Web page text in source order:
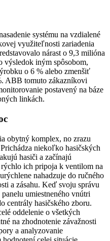
systému na vzdialené
využiteľnosti zariadenia
nárast o 9,3 milióna
iným spôsobom,
o 6 % alebo zmenšiť
ABB tomuto zákazníkovi
postavený na báze
linkách.
obytný komplex, no zrazu
niekoľko hasičských
hasiči a začínajú
ich pripoja k ventilom na
nahadzuje do ručného
a zásahu. Keď svoju správu
umiestneného vnútri
centrály hasičského zboru.
oddelenie o všetkých
na zhodnotenie závažnosti
a analyzovanie